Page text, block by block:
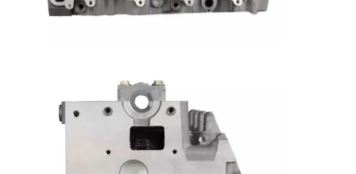
ビデオ
品質管理
連絡 ください